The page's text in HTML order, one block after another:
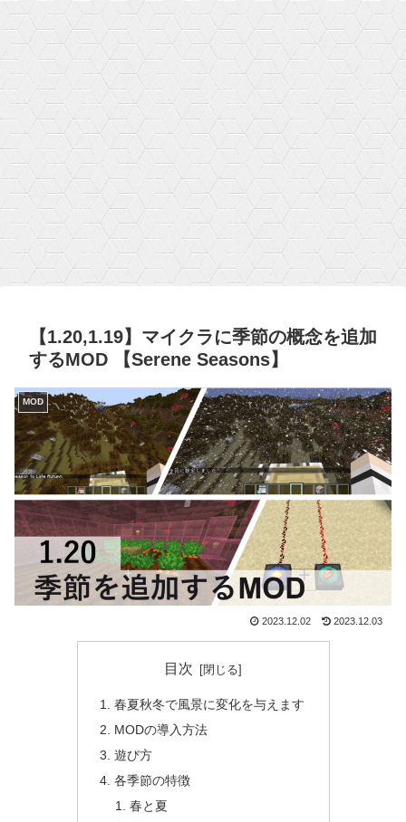
【1.20,1.19】マイクラに季節の概念を追加
するMOD 【Serene Seasons】
MOD
2023.12.02 2023.12.03
目次
春夏秋冬で風景に変化を与えます
MODの導入方法
遊び方
各季節の特徴
春と夏